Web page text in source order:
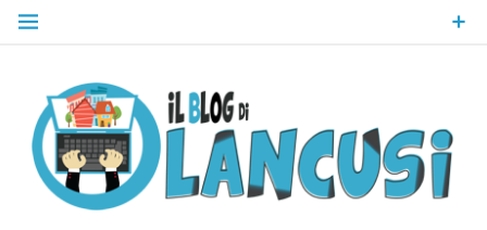
Skip